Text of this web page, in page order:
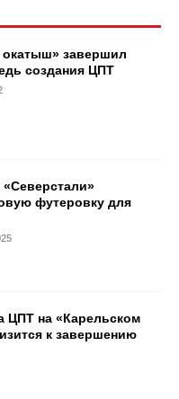
окатыш» завершил
создания ЦПТ
футеровку для
ЦПТ на «Карельском
к завершению